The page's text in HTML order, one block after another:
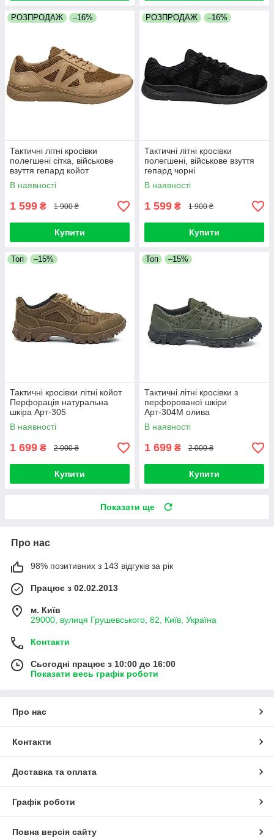
РОЗПРОДАЖ –16%
Тактичні літні кросівки
полегшені сітка, військове
взуття гепард койот
В наявності
1 599 ₴ 1 900 ₴
Купити
РОЗПРОДАЖ –16%
Тактичні літні кросівки
полегшені, військове взуття
гепард чорні
В наявності
1 599 ₴ 1 900 ₴
Купити
Топ –15%
Тактичні кросівки літні койот
Перфорація натуральна
шкіра Арт-305
В наявності
1 699 ₴ 2 000 ₴
Купити
Топ –15%
Тактичні літні кросівки з
перфорованої шкіри
Арт-304М олива
В наявності
1 699 ₴ 2 000 ₴
Купити
Показати ще
Про нас
98% позитивних з 143 відгуків за рік
Працює з 02.02.2013
м. Київ
29000, вулиця Грушевського, 82, Київ, Україна
Контакти
Сьогодні працює з 10:00 до 16:00
Показати весь графік роботи
Про нас
Контакти
Доставка та оплата
Графік роботи
Повна версія сайту